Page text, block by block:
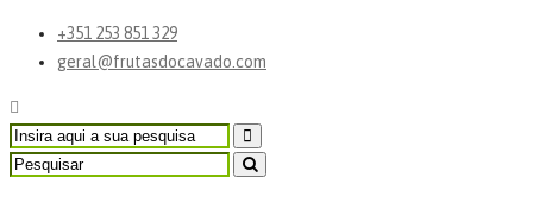
+351 253 851 329
geral@frutasdocavado.com